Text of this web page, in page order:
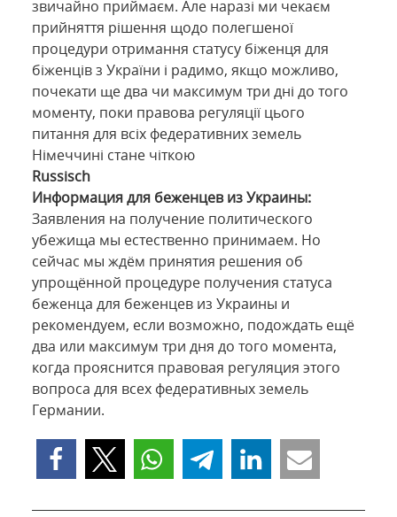
звичайно приймаєм. Але наразі ми чекаєм
прийняття рішення щодо полегшеної
процедури отримання статусу біженця для
біженців з України і радимо, якщо можливо,
почекати ще два чи максимум три дні до того
моменту, поки правова регуляції цього
питання для всіх федеративних земель
Німеччині стане чіткою
Russisch
Информация для беженцев из Украины:
Заявления на получение политического
убежища мы естественно принимаем. Но
сейчас мы ждём принятия решения об
упрощённой процедуре получения статуса
беженца для беженцев из Украины и
рекомендуем, если возможно, подождать ещё
два или максимум три дня до того момента,
когда прояснится правовая регуляция этого
вопроса для всех федеративных земель
Германии.